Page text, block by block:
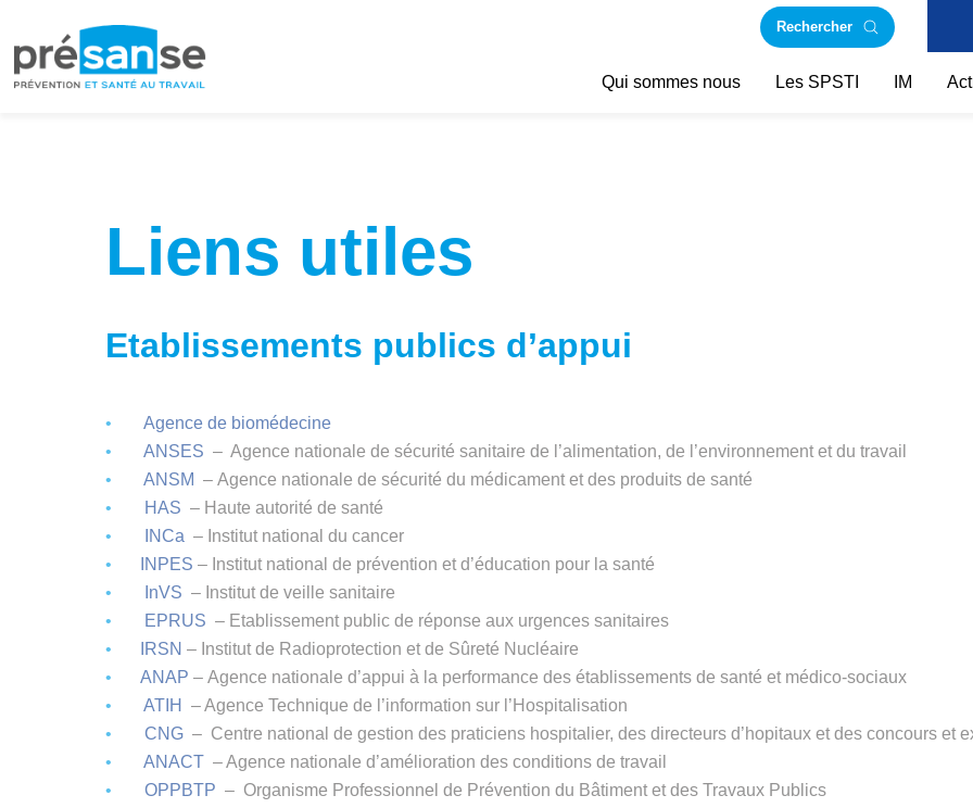
la
au
contenu
Rechercher
Qui sommes nous Les SPSTI IM
Liens utiles
Etablissements publics d’appui
Agence de biomédecine
ANSES – Agence nationale de sécurité sanitaire de l’alimentation, de l’environnement et du travail
ANSM – Agence nationale de sécurité du médicament et des produits de santé
HAS – Haute autorité de santé
INCa – Institut national du cancer
INPES – Institut national de prévention et d’éducation pour la santé
InVS – Institut de veille sanitaire
EPRUS – Etablissement public de réponse aux urgences sanitaires
IRSN – Institut de Radioprotection et de Sûreté Nucléaire
ANAP – Agence nationale d’appui à la performance des établissements de santé et médico-sociaux
ATIH
– Agence Technique de l’information sur l’Hospitalisation
CNG – Centre national de gestion des praticiens hospitalier, des directeurs d’hopitaux et des concours et
ANACT – Agence nationale d’amélioration des conditions de travail
OPPBTP – Organisme Professionnel de Prévention du Bâtiment et des Travaux Publics